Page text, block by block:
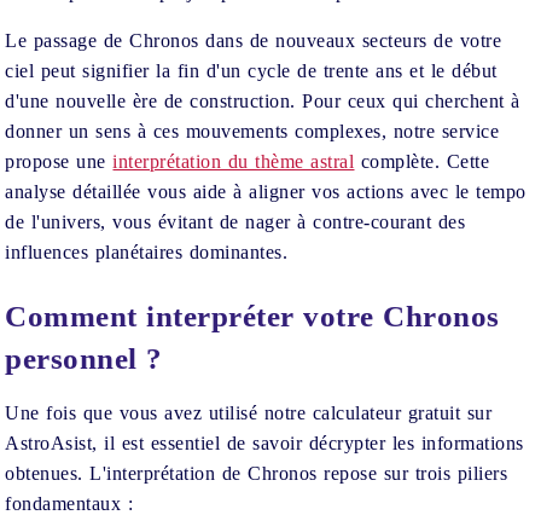
Le passage de Chronos dans de nouveaux secteurs de votre
ciel peut signifier la fin d'un cycle de trente ans et le début
d'une nouvelle ère de construction. Pour ceux qui cherchent à
donner un sens à ces mouvements complexes, notre service
propose uneinterprétation du thème astral complète. Cette
analyse détaillée vous aide à aligner vos actions avec le tempo
de l'univers, vous évitant de nager à contre-courant des
influences planétaires dominantes.
Comment interpréter votre Chronos
personnel ?
Une fois que vous avez utilisé notre calculateur gratuit sur
AstroAsist, il est essentiel de savoir décrypter les informations
obtenues. L'interprétation de Chronos repose sur trois piliers
fondamentaux :